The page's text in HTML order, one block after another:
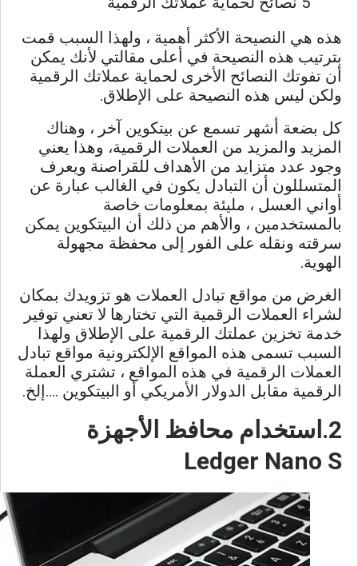
هذه هي النصيحة الأكثر أهمية ، ولهذا السبب قمت
بترتيب هذه النصيحة في أعلى مقالتي لأنك يمكن
أن تفوتك النصائح الأخرى لحماية عملاتك الرقمية
ولكن ليس هذه النصيحة على الإطلاق.
كل بضعة أشهر تسمع عن بيتكوين آخر ، وهناك
المزيد والمزيد من العملات الرقمية، وهذا يعني
وجود عدد متزايد من الأهداف للقراصنة ويعرف
المتسللون أن التبادل يكون في الغالب عبارة عن
أواني العسل ، مليئة بمعلومات خاصة
بالمستخدمين ، والأهم من ذلك أن البيتكوين يمكن
سرقته ونقله على الفور إلى محفظة مجهولة
الهوية.
الغرض من مواقع تبادل العملات هو تزويدك بمكان
لشراء العملات الرقمية التي تختارها لا تعني توفير
خدمة تخزين عملتك الرقمية على الإطلاق ولهذا
السبب تسمى هذه المواقع الإلكترونية مواقع تبادل
العملات الرقمية في هذه المواقع ، تشتري العملة
الرقمية مقابل الدولار الأمريكي أو البيتكوين ….إلخ.
2.استخدام محافظ الأجهزة
Ledger Nano S